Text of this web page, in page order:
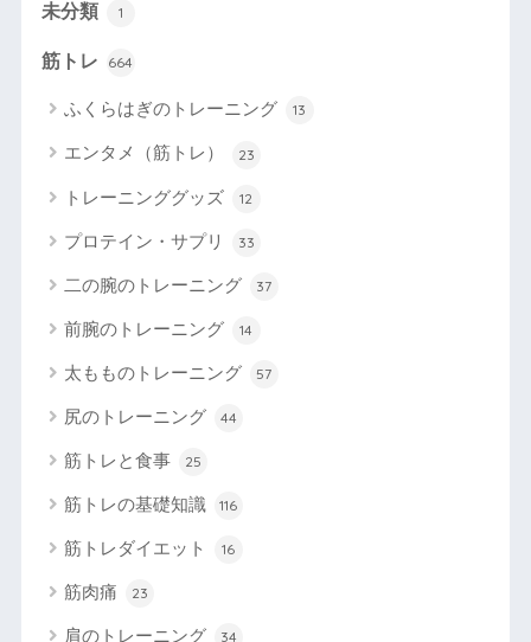
未分類 1
筋トレ 664
ふくらはぎのトレーニング 13
エンタメ（筋トレ） 23
トレーニンググッズ 12
プロテイン・サプリ 33
二の腕のトレーニング 37
前腕のトレーニング 14
太もものトレーニング 57
尻のトレーニング 44
筋トレと食事 25
筋トレの基礎知識 116
筋トレダイエット 16
筋肉痛 23
肩のトレーニング 34